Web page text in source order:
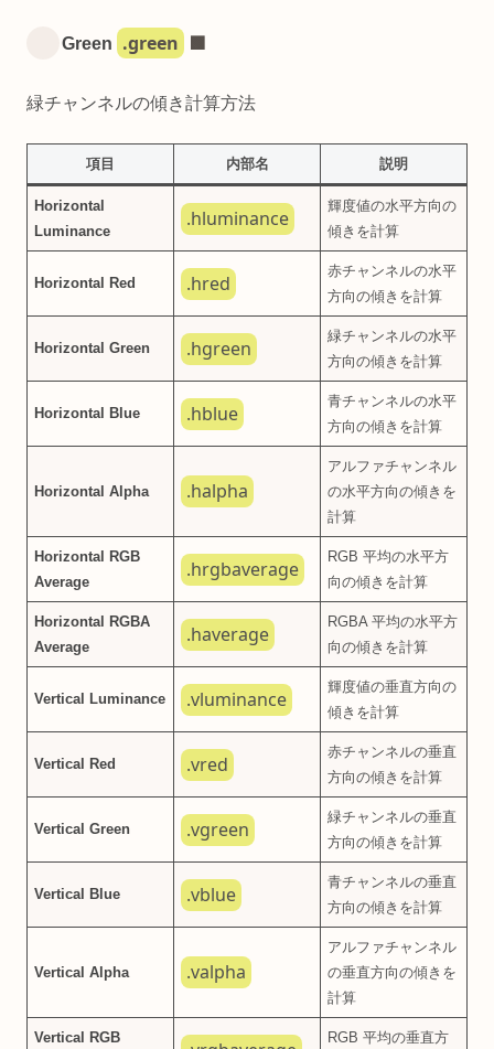
Green .green
緑チャンネルの傾き計算方法
項目 内部名 説明
Horizontal
Luminance
.hluminance
輝度値の水平方向の
傾きを計算
Horizontal Red .hred
赤チャンネルの水平
方向の傾きを計算
Horizontal Green .hgreen
緑チャンネルの水平
方向の傾きを計算
Horizontal Blue .hblue
青チャンネルの水平
方向の傾きを計算
Horizontal Alpha .halpha
アルファチャンネル
の水平方向の傾きを
計算
Horizontal RGB
Average
.hrgbaverage
RGB 平均の水平方
向の傾きを計算
Horizontal RGBA
Average
.haverage
RGBA 平均の水平方
向の傾きを計算
Vertical Luminance .vluminance
輝度値の垂直方向の
傾きを計算
Vertical Red .vred
赤チャンネルの垂直
方向の傾きを計算
Vertical Green .vgreen
緑チャンネルの垂直
方向の傾きを計算
Vertical Blue .vblue
青チャンネルの垂直
方向の傾きを計算
Vertical Alpha .valpha
アルファチャンネル
の垂直方向の傾きを
計算
Vertical RGB RGB 平均の垂直方